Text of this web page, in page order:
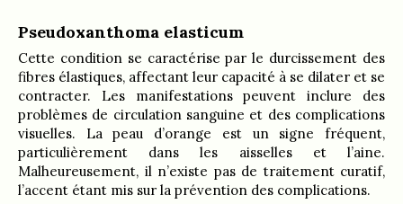
Pseudoxanthoma elasticum
Cette condition se caractérise par le durcissement des
fibres élastiques, affectant leur capacité à se dilater et se
contracter. Les manifestations peuvent inclure des
problèmes de circulation sanguine et des complications
visuelles. La peau d’orange est un signe fréquent,
particulièrement dans les aisselles et l’aine.
Malheureusement, il n’existe pas de traitement curatif,
l’accent étant mis sur la prévention des complications.